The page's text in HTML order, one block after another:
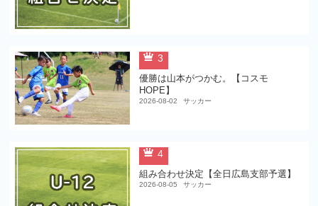
3
優勝は山本がつかむ。【コスモ
HOPE】
2026-08-02 サッカー
4
組み合わせ決定【全日広島支部予選】
2026-08-05 サッカー